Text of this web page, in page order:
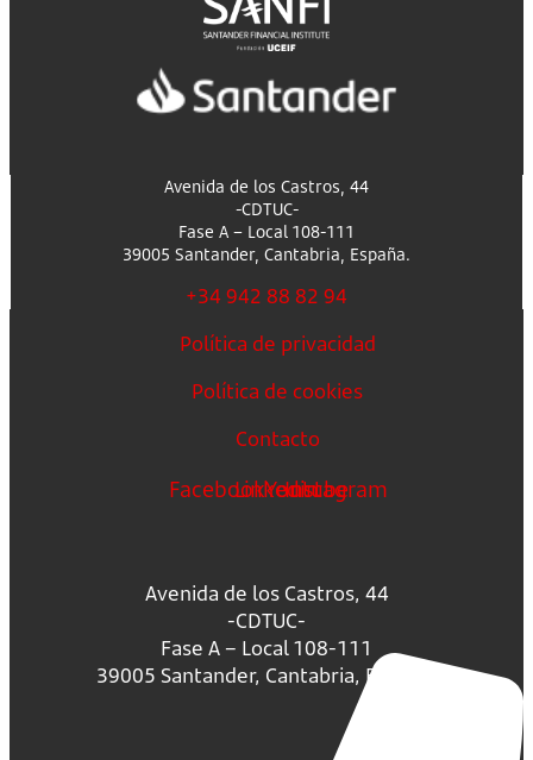
Avenida de los Castros, 44
-CDTUC-
Fase A – Local 108-111
39005 Santander, Cantabria, España.
+34 942 88 82 94
Política de privacidad
Política de cookies
Contacto
FacebookLinkedin
Youtube
Instagram
Avenida de los Castros, 44
-CDTUC-
Fase A – Local 108-111
39005 Santander, Cantabria, España.